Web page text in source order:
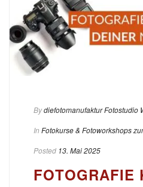
Bydiefotomanufaktur Fotostudio
In Fotokurse & Fotoworkshops
Posted 13. Mai 2025
FOTOGRAFIE